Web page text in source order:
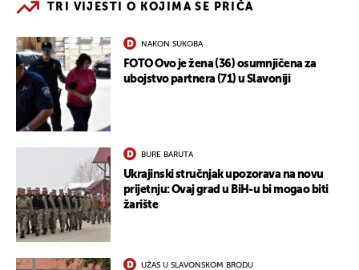
TRI VIJESTI O KOJIMA SE PRIČA
NAKON SUKOBA
FOTO Ovo je žena (36) osumnjičena za
ubojstvo partnera (71) u Slavoniji
BURE BARUTA
Ukrajinski stručnjak upozorava na novu
prijetnju: Ovaj grad u BiH-u bi mogao biti
žarište
UŽAS U SLAVONSKOM BRODU